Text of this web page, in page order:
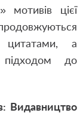
мотивів цієї
цитатами, а
до
Видавництво